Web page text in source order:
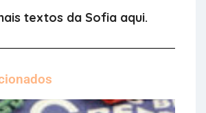
textos da Sofia aqui.